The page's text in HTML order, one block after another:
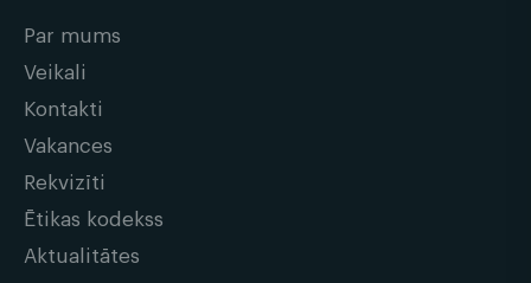
Par mums
Veikali
Kontakti
Vakances
Rekvizīti
Ētikas kodekss
Aktualitātes